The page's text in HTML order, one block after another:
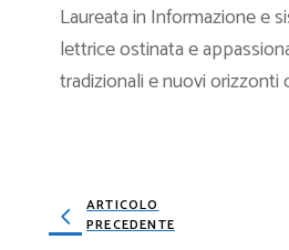
Laureata in Informazione e
lettrice ostinata e
tradizionali e nuovi orizzonti
ARTICOLO
PRECEDENTE